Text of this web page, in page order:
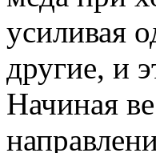
усиливая
другие, и
Начиная